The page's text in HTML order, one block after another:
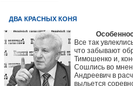
ДВА КРАСНЫХ КОНЯ
Все так
что забывают
Тимошенко и,
Сошлись во
Андреевич в
выльется